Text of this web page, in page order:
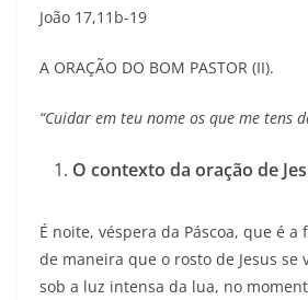
João 17,11b-19
A ORAÇÃO DO BOM PASTOR (II).
“Cuidar em teu nome os que me tens
O contexto da oração de
É noite, véspera da Páscoa, que é a
de maneira que o rosto de Jesus se
sob a luz intensa da lua, no